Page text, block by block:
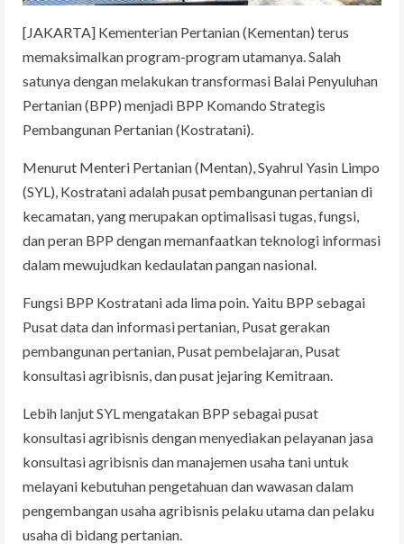
[JAKARTA] Kementerian Pertanian (Kementan) terus
memaksimalkan program-program utamanya. Salah
satunya dengan melakukan transformasi Balai Penyuluhan
Pertanian (BPP) menjadi BPP Komando Strategis
Pembangunan Pertanian (Kostratani).
Menurut Menteri Pertanian (Mentan), Syahrul Yasin Limpo
(SYL), Kostratani adalah pusat pembangunan pertanian di
kecamatan, yang merupakan optimalisasi tugas, fungsi,
dan peran BPP dengan memanfaatkan teknologi informasi
dalam mewujudkan kedaulatan pangan nasional.
Fungsi BPP Kostratani ada lima poin. Yaitu BPP sebagai
Pusat data dan informasi pertanian, Pusat gerakan
pembangunan pertanian, Pusat pembelajaran, Pusat
konsultasi agribisnis, dan pusat jejaring Kemitraan.
Lebih lanjut SYL mengatakan BPP sebagai pusat
konsultasi agribisnis dengan menyediakan pelayanan jasa
konsultasi agribisnis dan manajemen usaha tani untuk
melayani kebutuhan pengetahuan dan wawasan dalam
pengembangan usaha agribisnis pelaku utama dan pelaku
usaha di bidang pertanian.